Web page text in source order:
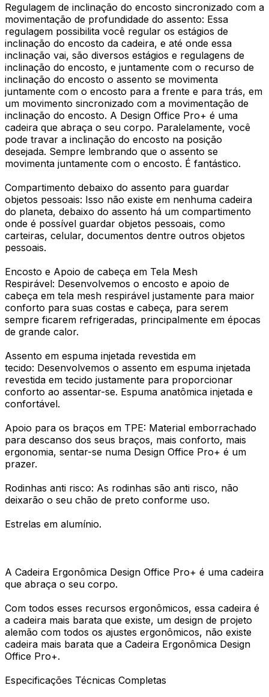
Regulagem de inclinação do encosto sincronizado com a
movimentação de profundidade do assento: Essa
regulagem possibilita você regular os estágios de
inclinação do encosto da cadeira, e até onde essa
inclinação vai, são diversos estágios e regulagens de
inclinação do encosto, e juntamente com o recurso de
inclinação do encosto o assento se movimenta
juntamente com o encosto para a frente e para trás, em
um movimento sincronizado com a movimentação de
inclinação do encosto. A Design Office Pro+ é uma
cadeira que abraça o seu corpo. Paralelamente, você
pode travar a inclinação do encosto na posição
desejada. Sempre lembrando que o assento se
movimenta juntamente com o encosto. É fantástico.
Compartimento debaixo do assento para guardar
objetos pessoais: Isso não existe em nenhuma cadeira
do planeta, debaixo do assento há um compartimento
onde é possível guardar objetos pessoais, como
carteiras, celular, documentos dentre outros objetos
pessoais.
Encosto e Apoio de cabeça em Tela Mesh
Respirável: Desenvolvemos o encosto e apoio de
cabeça em tela mesh respirável justamente para maior
conforto para suas costas e cabeça, para serem
sempre ficarem refrigeradas, principalmente em épocas
de grande calor.
Assento em espuma injetada revestida em
tecido: Desenvolvemos o assento em espuma injetada
revestida em tecido justamente para proporcionar
conforto ao assentar-se. Espuma anatômica injetada e
confortável.
Apoio para os braços em TPE: Material emborrachado
para descanso dos seus braços, mais conforto, mais
ergonomia, sentar-se numa Design Office Pro+ é um
prazer.
Rodinhas anti risco: As rodinhas são anti risco, não
deixarão o seu chão de preto conforme uso.
Estrelas em alumínio.
A Cadeira Ergonômica Design Office Pro+ é uma cadeira
que abraça o seu corpo.
Com todos esses recursos ergonômicos, essa cadeira é
a cadeira mais barata que existe, um design de projeto
alemão com todos os ajustes ergonômicos, não existe
cadeira mais barata que a Cadeira Ergonômica Design
Office Pro+.
Especificações Técnicas Completas